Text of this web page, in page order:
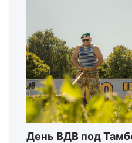
День ВДВ под